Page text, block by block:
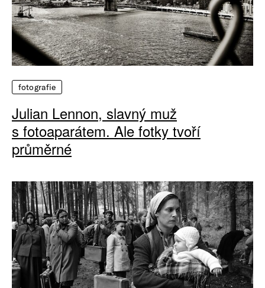
fotografie
Julian Lennon, slavný muž
s fotoaparátem. Ale fotky tvoří
průměrné